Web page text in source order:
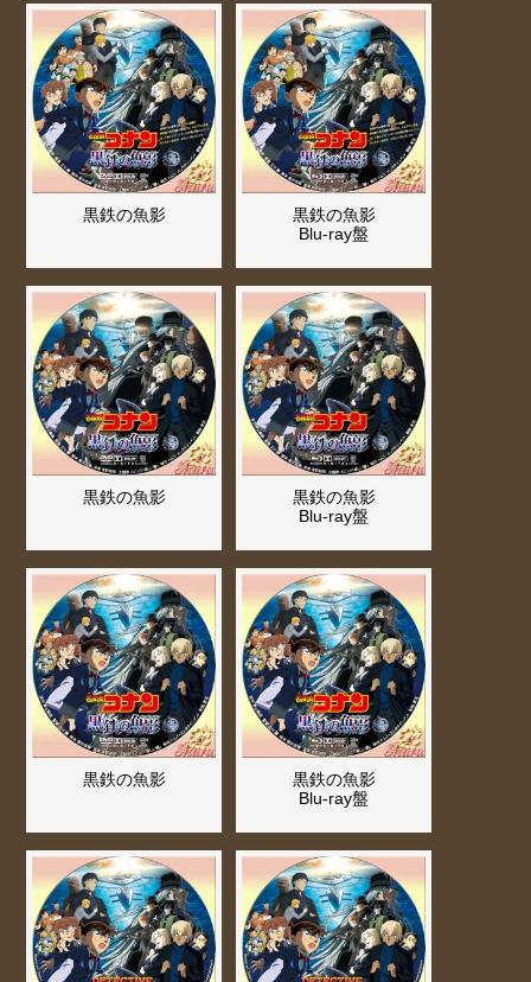
黒鉄の魚影
黒鉄の魚影
Blu-ray盤
黒鉄の魚影
黒鉄の魚影
Blu-ray盤
黒鉄の魚影
黒鉄の魚影
Blu-ray盤